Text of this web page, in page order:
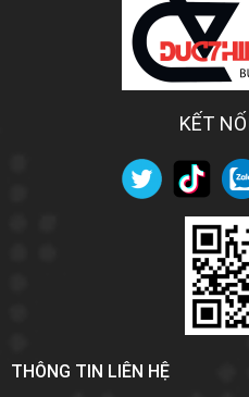
KẾT
THÔNG TIN LIÊN HỆ